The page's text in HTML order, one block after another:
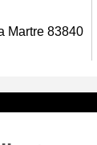
que
Martre 83840